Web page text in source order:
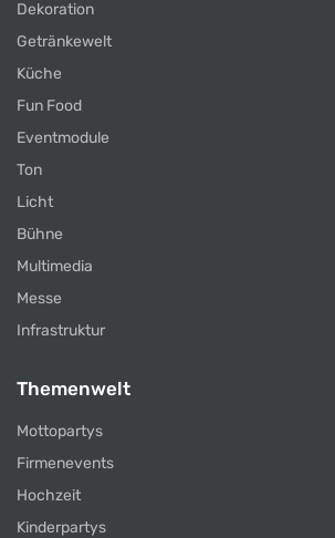
Dekoration
Getränkewelt
Küche
Fun Food
Eventmodule
Ton
Licht
Bühne
Multimedia
Messe
Infrastruktur
Themenwelt
Mottopartys
Firmenevents
Hochzeit
Kinderpartys